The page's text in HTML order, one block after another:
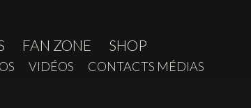
FAN ZONE SHOP
VIDÉOS CONTACTS MÉDIAS